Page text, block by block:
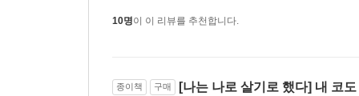
10명이 이 리뷰를 추천합니다.
종이책 구매 [나는 나로 살기로 했다] 내 코